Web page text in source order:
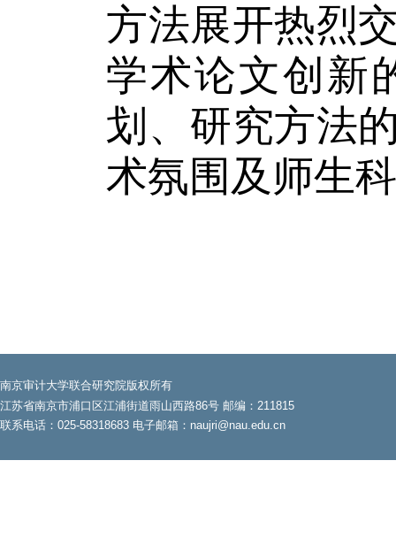
方法展开热烈
学术论文创新
划、研究方法
术氛围及师生
南京审计大学联合研究院版权所有
江苏省南京市浦口区江浦街道雨山西路86号 邮编：211815
联系电话：025-58318683 电子邮箱：naujri@nau.edu.cn